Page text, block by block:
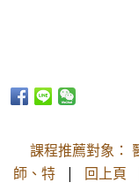
課程推薦對象：
師、特 | 回上頁